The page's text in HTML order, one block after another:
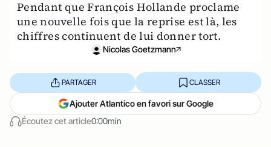
Pendant que François Hollande proclame
une nouvelle fois que la reprise est là, les
chiffres continuent de lui donner tort.
Nicolas Goetzmann
Écoutez cet article0:00min
PARTAGER CLASSER
Ajouter Atlantico en favori sur Google